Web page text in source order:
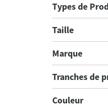
Types de
Taille
Marque
Tranches de
Couleur